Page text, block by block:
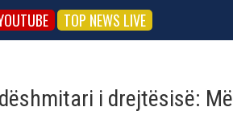
TOP NEWS LIVE
i drejtësisë: Më